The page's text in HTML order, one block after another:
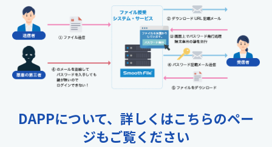
DAPPについて、詳しくはこちらのペー
ジもご覧ください